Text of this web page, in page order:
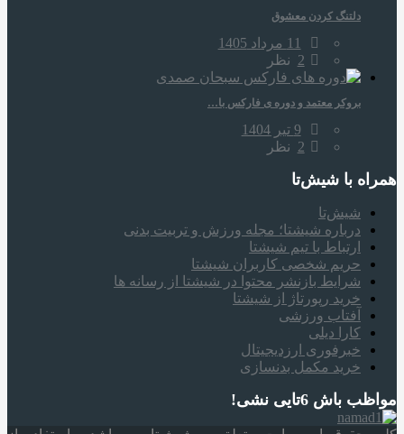
دلتنگ کردن معشوق
11 مرداد 1405
2 نظر
بروکر معتمد و دوره‌ ی فارکس با…
9 تیر 1404
2 نظر
همراه‌ با شیش‌تا
شیش‌تا
درباره شیشتا؛ مجله ورزش و تربیت بدنی
ارتباط با تیم شیشتا
حریم شخصی کاربران شیشتا
شرایط بازنشر محتوا در شیشتا از رسانه ها
خرید رپورتاژ از شیشتا
آفتاب ورزشی
کارا دیلی
خبرفوری ارزدیجیتال
خرید مکمل بدنسازی
مواظب باش 6تایی نشی!